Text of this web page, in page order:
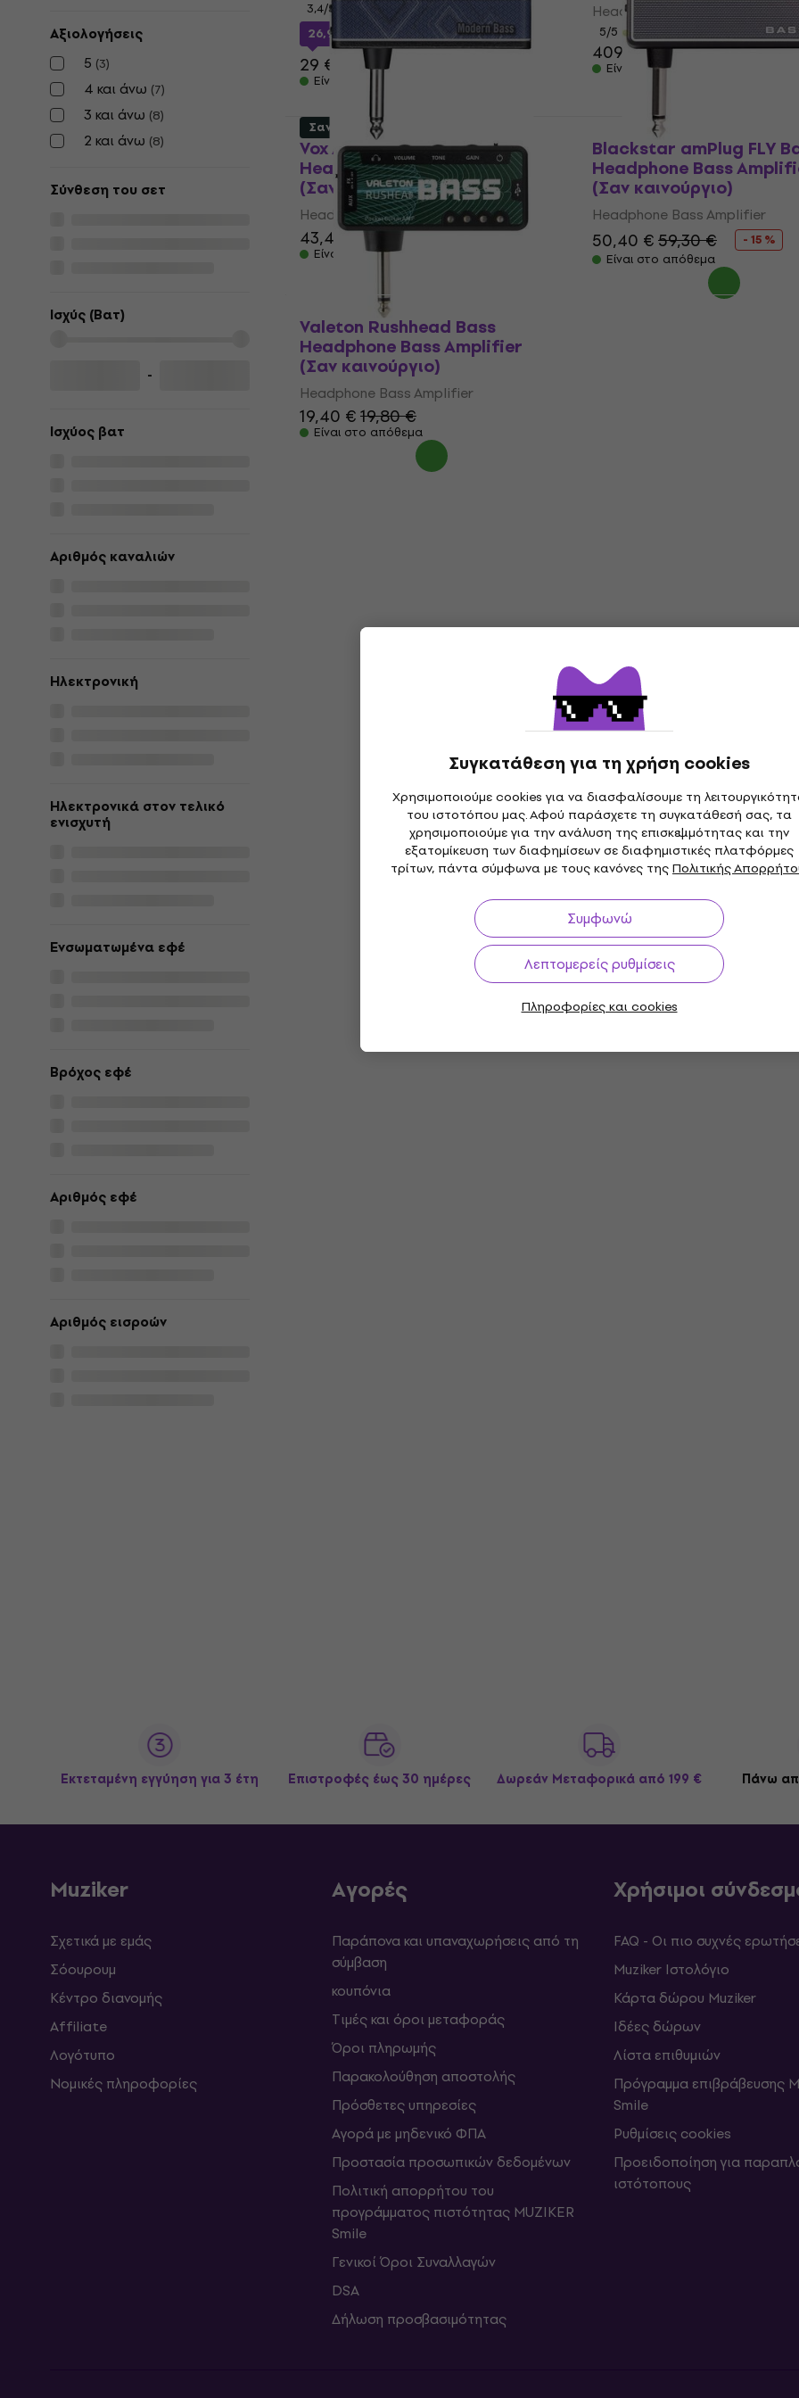
Συγκατάθεση για τη χρήση cookies
Χρησιμοποιούμε cookies για να διασφαλίσουμε τη
του ιστοτόπου μας. Αφού παράσχετε τη συγκατάθεσή σας, τα
χρησιμοποιούμε για την ανάλυση της επισκεψιμότητας και την
εξατομίκευση των διαφημίσεων σε διαφημιστικές πλατφόρμες
τρίτων, πάντα σύμφωνα με τους κανόνες τηςΠολιτικής
Συμφωνώ
Λεπτομερείς ρυθμίσεις
Πληροφορίες και cookies
Αξιολογήσεις
5 (3)
4 και άνω (7)
3 και άνω (8)
2 και άνω (8)
Σύνθεση του σετ
Ισχύς (Βατ)
-
Ισχύος βατ
Αριθμός καναλιών
Ηλεκτρονική
Ηλεκτρονικά στον τελικό
ενισχυτή
Ενσωματωμένα εφέ
Βρόχος εφέ
Αριθμός εφέ
Αριθμός εισροών
3,4/5
26,98 €
με κωδικό MUZMUZ-5
29 €
Είναι στο απόθεμα
Headphone Bass Amplifier
5/5
409 €
Είναι στο απόθεμα
Vox AmPlug 3 Modern Bass
Headphone Bass Amplifier
(Σαν καινούργιο)
Headphone Bass Amplifier
43,40 €44,55 €
Είναι στο απόθεμα
Blackstar amPlug FLY
Headphone Bass
(Σαν καινούργιο)
Headphone Bass Amplifier
50,40 €59,30 €
- 15 %
Είναι στο απόθεμα
Σαν καινούργιο
Valeton Rushhead Bass
Headphone Bass Amplifier
(Σαν καινούργιο)
Headphone Bass Amplifier
19,40 €19,80 €
Είναι στο απόθεμα
Εκτεταμένη εγγύηση για 3 έτη Επιστροφές έως 30 ημέρες Δωρεάν Μεταφορικά από 199 € Πάνω
Muziker
Σχετικά με εμάς
Σόουρουμ
Κέντρο διανομής
Affiliate
Λογότυπο
Νομικές πληροφορίες
Αγορές
Παράπονα και υπαναχωρήσεις από τη
σύμβαση
κουπόνια
Τιμές και όροι μεταφοράς
Όροι πληρωμής
Παρακολούθηση αποστολής
Πρόσθετες υπηρεσίες
Αγορά με μηδενικό ΦΠΑ
Προστασία προσωπικών δεδομένων
Πολιτική απορρήτου του
προγράμματος πιστότητας MUZIKER
Smile
Γενικοί Όροι Συναλλαγών
DSA
Δήλωση προσβασιμότητας
Χρήσιμοι
FAQ - Οι πιο συχνές
Muziker Ιστολόγιο
Κάρτα δώρου Muziker
Ιδέες δώρων
Λίστα επιθυμιών
Πρόγραμμα επιβράβευσης
Smile
Ρυθμίσεις cookies
Προειδοποίηση για
ιστότοπους